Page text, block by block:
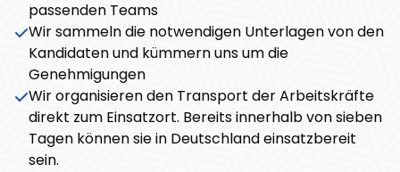
passenden Teams
Wir sammeln die notwendigen Unterlagen von den
Kandidaten und kümmern uns um die
Genehmigungen
Wir organisieren den Transport der Arbeitskräfte
direkt zum Einsatzort. Bereits innerhalb von sieben
Tagen können sie in Deutschland einsatzbereit
sein.